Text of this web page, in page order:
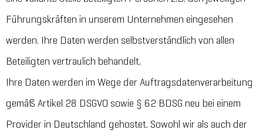
Führungskräften in unserem Unternehmen eingesehen
werden. Ihre Daten werden selbstverständlich von allen
Beteiligten vertraulich behandelt.
Ihre Daten werden im Wege der Auftragsdatenverarbeitung
gemäß Artikel 28 DSGVO sowie § 62 BDSG neu bei einem
Provider in Deutschland gehostet. Sowohl wir als auch der